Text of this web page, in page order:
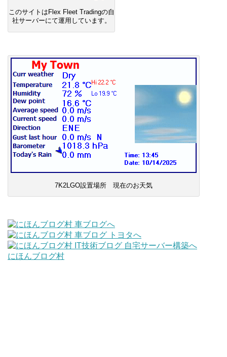
このサイトはFlex Fleet Tradingの自
社サーバーにて運用しています。
7K2LGO設置場所 現在のお天気
にほんブログ村